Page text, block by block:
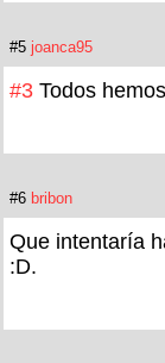
#5 joanca95
#3 Todos
#6 bribon
Que intentaría
:D.